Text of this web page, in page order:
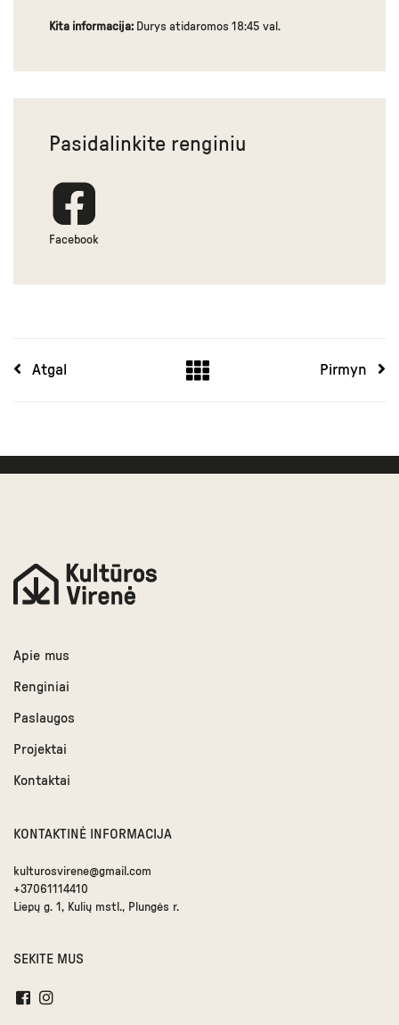
Kita informacija: Durys atidaromos 18:45 val.
Pasidalinkite renginiu
Facebook
Atgal Pirmyn
Apie mus
Renginiai
Paslaugos
Projektai
Kontaktai
KONTAKTINĖ INFORMACIJA
kulturosvirene@gmail.com
+37061114410
Liepų g. 1, Kulių mstl., Plungės r.
SEKITE MUS